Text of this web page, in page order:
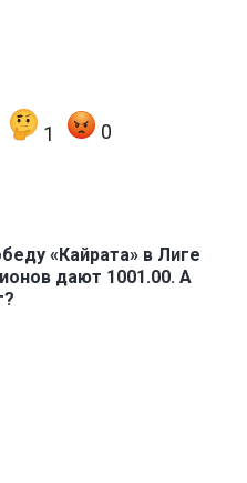
1 0
«Кайрата» в Лиге
дают 1001.00. А